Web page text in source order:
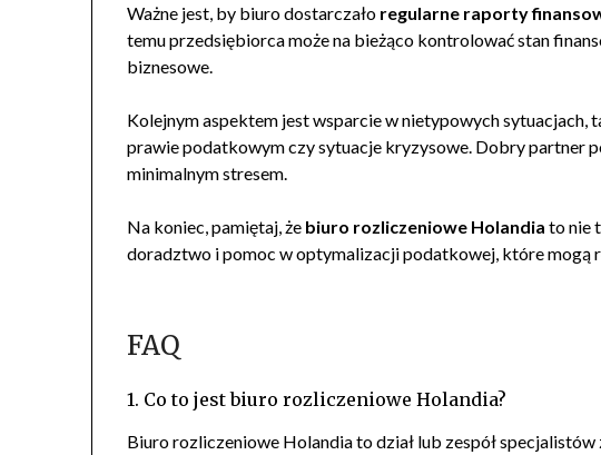
Ważne jest, by biuro dostarczało regularne raporty
temu przedsiębiorca może na bieżąco kontrolować stan
biznesowe.
Kolejnym aspektem jest wsparcie w nietypowych sytuacjach,
prawie podatkowym czy sytuacje kryzysowe. Dobry partner
minimalnym stresem.
Na koniec, pamiętaj, że biuro rozliczeniowe Holandia to nie
doradztwo i pomoc w optymalizacji podatkowej, które mogą
FAQ
1. Co to jest biuro rozliczeniowe Holandia?
Biuro rozliczeniowe Holandia to dział lub zespół